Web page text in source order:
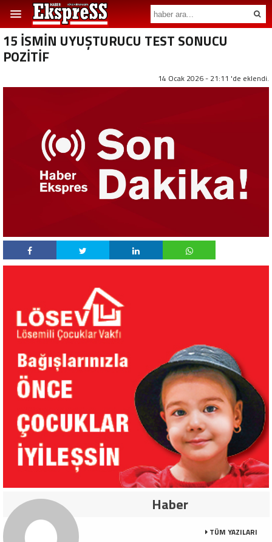
15 İSMİN UYUŞTURUCU TEST SONUCU
POZİTİF
14 Ocak 2026 - 21:11 'de eklendi.
Haber
TÜM YAZILARI